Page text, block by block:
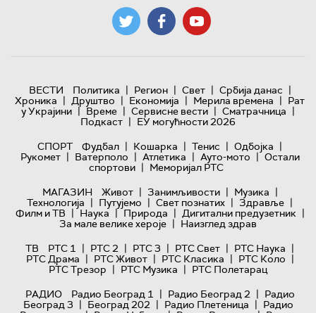
ВЕСТИ Политика | Регион | Свет | Србија данас |
Хроника | Друштво | Економија | Мерила времена | Рат
у Украјини | Време | Сервисне вести | Сматрачница |
Подкаст | ЕУ могућности 2026
СПОРТ
Фудбал | Кошарка | Тенис | Одбојка |
Рукомет | Ватерполо | Атлетика | Ауто-мото | Остали
спортови | Меморијал РТС
МАГАЗИН
Живот | Занимљивости | Музика |
Технологијa | Путујемо | Свет познатих | Здравље |
Филм и ТВ | Наука | Природа | Дигитални предузетник |
За мале велике хероје | Наизглед здрав
ТВ
РТС 1 | РТС 2 | РТС 3 | РТС Свет | РТС Наука |
РТС Драма | РТС Живот | РТС Класика | РТС Коло |
РТС Трезор | РТС Музика | РТС Полетарац
РАДИО
Радио Београд 1 | Радио Београд 2 | Радио
Београд 3 | Београд 202 | Радио Плетеница | Радио